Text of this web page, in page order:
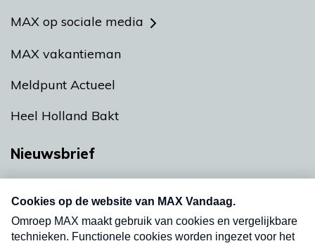
MAX op sociale media
MAX vakantieman
Meldpunt Actueel
Heel Holland Bakt
Nieuwsbrief
nieuwsbrief. Elke vrijdag- en dinsdagochtend in
uw mailbox.